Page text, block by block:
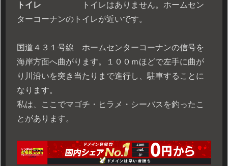
トイレ トイレはありません。ホームセン
ターコーナンのトイレが近いです。
国道４３１号線 ホームセンターコーナンの信号を
海岸方面へ曲がります。１００ｍほどで左手に曲が
り川沿いを突き当たりまで進行し、駐車することに
なります。
私は、ここでマゴチ・ヒラメ・シーバスを釣ったこ
とがあります。